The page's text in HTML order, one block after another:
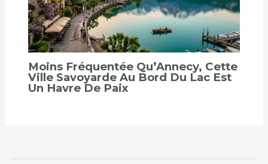
Moins Fréquentée Qu’Annecy, Cette
Ville Savoyarde Au Bord Du Lac Est
Un Havre De Paix